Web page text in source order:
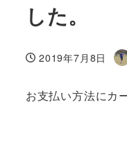
した。
投稿日
2019年7月8日
著
お支払い方法にカ